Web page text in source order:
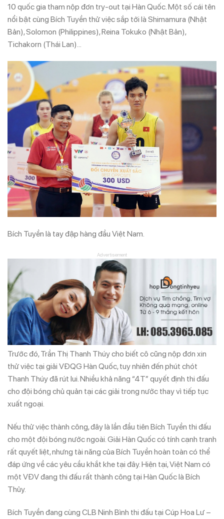
10 quốc gia tham nộp đơn try-out tại Hàn Quốc. Một số cái tên
nổi bật cùng Bích Tuyền thử việc sắp tới là Shimamura (Nhật
Bản), Solomon (Philippines), Reina Tokuko (Nhật Bản),
Tichakorn (Thái Lan)…
Bích Tuyền là tay đập hàng đầu Việt Nam.
Advertisement
Trước đó, Trần Thị Thanh Thúy cho biết cô cũng nộp đơn xin
thử việc tại giải VĐQG Hàn Quốc, tuy nhiên đến phút chót
Thanh Thúy đã rút lui. Nhiều khả năng “4T” quyết định thi đấu
cho đội bóng chủ quản tại các giải trong nước thay vì tiếp tục
xuất ngoại.
Nếu thử việc thành công, đây là lần đầu tiên Bích Tuyền thi đấu
cho một đội bóng nước ngoài. Giải Hàn Quốc có tính cạnh tranh
rất quyết liệt, nhưng tài năng của Bích Tuyền hoàn toàn có thể
đáp ứng về các yêu cầu khắt khe tại đây. Hiện tại, Việt Nam có
một VĐV đang thi đấu rất thành công tại Hàn Quốc là Bích
Thủy.
Bích Tuyền đang cùng CLB Ninh Bình thi đấu tại Cúp Hoa Lư –